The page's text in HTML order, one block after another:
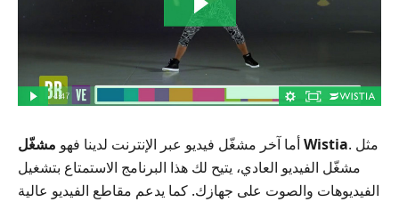
أما آخر مشغّل فيديو عبر الإنترنت لدينا فهومشغّل Wistia. مثل
مشغّل الفيديو العادي، يتيح لك هذا البرنامج الاستمتاع بتشغيل
الفيديوهات والصوت على جهازك. كما يدعم مقاطع الفيديو عالية